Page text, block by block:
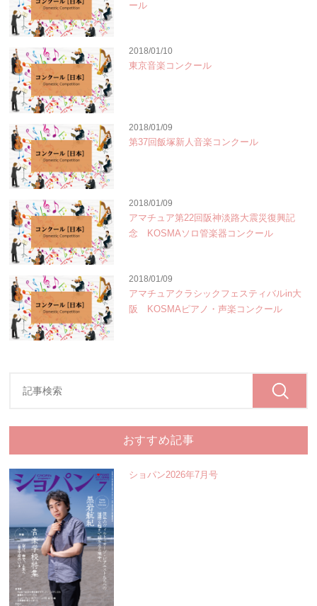
ール
2018/01/10
東京音楽コンクール
2018/01/09
第37回飯塚新人音楽コンクール
2018/01/09
アマチュア第22回阪神淡路大震災復興記
念 KOSMAソロ管楽器コンクール
2018/01/09
アマチュアクラシックフェスティバルin大
阪 KOSMAピアノ・声楽コンクール
おすすめ記事
ショパン2026年7月号